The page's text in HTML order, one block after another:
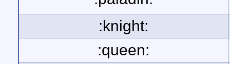
:knight:
:queen: